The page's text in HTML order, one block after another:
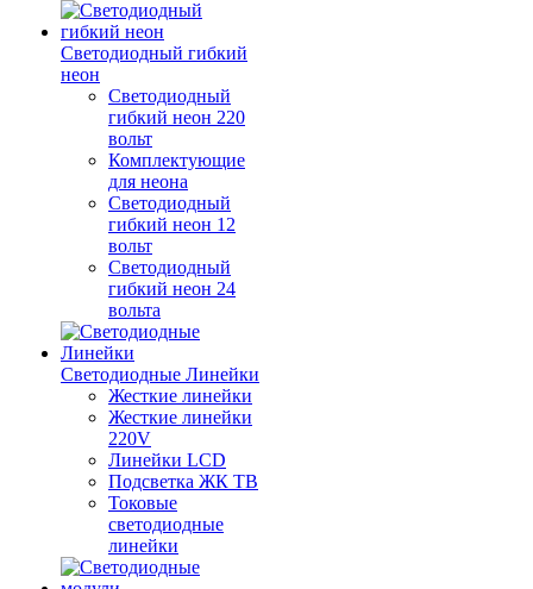
Светодиодный гибкий
неон
Светодиодный
гибкий неон 220
вольт
Комплектующие
для неона
Светодиодный
гибкий неон 12
вольт
Светодиодный
гибкий неон 24
вольта
Светодиодные Линейки
Жесткие линейки
Жесткие линейки
220V
Линейки LCD
Подсветка ЖК ТВ
Токовые
светодиодные
линейки